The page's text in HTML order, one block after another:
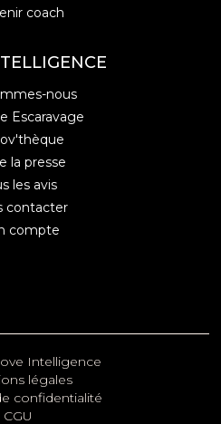
coach
nous
Escaravage
la presse
les avis
contacter
compte
Intelligence
légales
confidentialité
CGU